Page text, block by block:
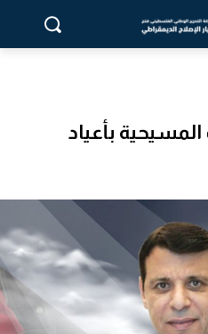
بأعياد